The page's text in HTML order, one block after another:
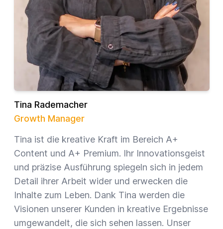
Tina Rademacher
Growth Manager
Tina ist die kreative Kraft im Bereich A+
Content und A+ Premium. Ihr Innovationsgeist
und präzise Ausführung spiegeln sich in jedem
Detail ihrer Arbeit wider und erwecken die
Inhalte zum Leben. Dank Tina werden die
Visionen unserer Kunden in kreative Ergebnisse
umgewandelt, die sich sehen lassen. Unser